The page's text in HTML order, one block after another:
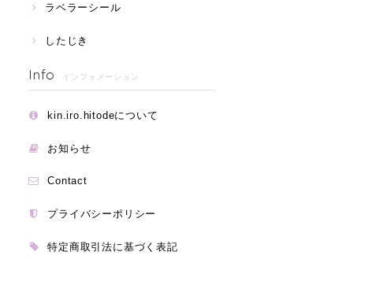
ラベラーシール
したじき
Info インフォメーション
kin.iro.hitodeについて
お知らせ
Contact
プライバシーポリシー
特定商取引法に基づく表記